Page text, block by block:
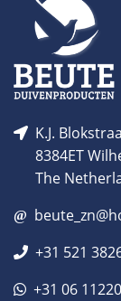
K.J.
8384ET
The
+31 521
+31 06